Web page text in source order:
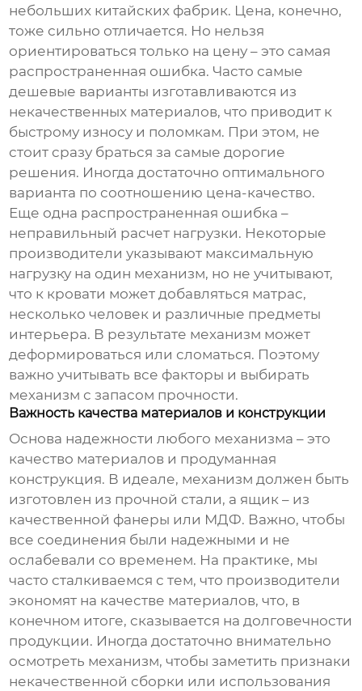
небольших китайских фабрик. Цена, конечно,
тоже сильно отличается. Но нельзя
ориентироваться только на цену – это самая
распространенная ошибка. Часто самые
дешевые варианты изготавливаются из
некачественных материалов, что приводит к
быстрому износу и поломкам. При этом, не
стоит сразу браться за самые дорогие
решения. Иногда достаточно оптимального
варианта по соотношению цена-качество.
Еще одна распространенная ошибка –
неправильный расчет нагрузки. Некоторые
производители указывают максимальную
нагрузку на один механизм, но не учитывают,
что к кровати может добавляться матрас,
несколько человек и различные предметы
интерьера. В результате механизм может
деформироваться или сломаться. Поэтому
важно учитывать все факторы и выбирать
механизм с запасом прочности.
Важность качества материалов и конструкции
Основа надежности любого механизма – это
качество материалов и продуманная
конструкция. В идеале, механизм должен быть
изготовлен из прочной стали, а ящик – из
качественной фанеры или МДФ. Важно, чтобы
все соединения были надежными и не
ослабевали со временем. На практике, мы
часто сталкиваемся с тем, что производители
экономят на качестве материалов, что, в
конечном итоге, сказывается на долговечности
продукции. Иногда достаточно внимательно
осмотреть механизм, чтобы заметить признаки
некачественной сборки или использования